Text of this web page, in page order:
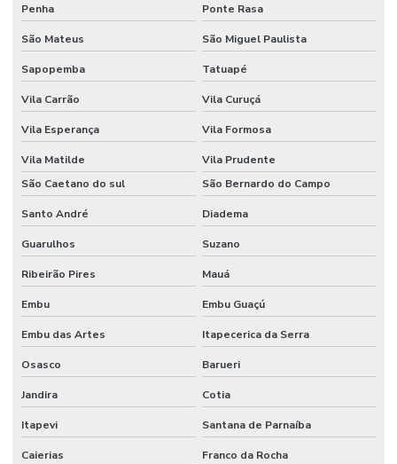
Fornecedor De Etiquetas No Rio Grande Do Sul
Fornecedor De Etiquetas Térmicas Adesivas Em Minas Gerais
Fornecedor De Ribbon Cera No Paraná
Fornecedor Ribbon Cera 110x74 Em Minas Gerais
Fornecedores De Etiquetas Bopp Adesiva No Paraná
Fornecedores De Etiquetas Para Móveis Rs
Fornecedores De Etiquetas Removíveis
Fornecedores De Etiquetas Tag Para Roupas
Fornecedores De Etiquetas Térmicas Adesivas No Paraná
Fornecedores De Ribbon Cera Sul
Penha Ponte Rasa
São Mateus São Miguel Paulista
Sapopemba Tatuapé
Vila Carrão Vila Curuçá
Vila Esperança Vila Formosa
Vila Matilde
Vila Prudente
São Caetano do sul
São Bernardo do Campo
Santo André Diadema
Guarulhos Suzano
Ribeirão Pires Mauá
Embu Embu Guaçú
Embu das Artes Itapecerica da Serra
Osasco Barueri
Jandira Cotia
Itapevi Santana de Parnaíba
Caierias Franco da Rocha